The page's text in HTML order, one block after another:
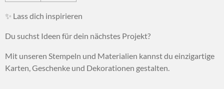
✨ Lass dich inspirieren
Du suchst Ideen für dein nächstes Projekt?
Mit unseren Stempeln und Materialien kannst du einzigartige
Karten, Geschenke und Dekorationen gestalten.